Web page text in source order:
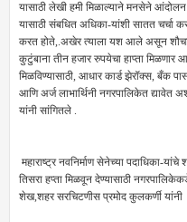
यासाठी लेखी हमी मिळाल्याने मनसेने
यासाठी संबधित अधिका-यांशी सातत चर्चा
करत होते,.अखेर त्याला यश आले असून
कुटुंबाना तीन हजार रुपयेचा हाप्ता मिळणार
मिळविण्यासाठी, आधार कार्ड झेरॉक्स, बँक
आणि अर्ज लाभार्थिनी नगरपालिकेत द्यावेत
यांनी सांगितले .
महाराष्ट्र नवनिर्माण सेनेच्या पदाधिका-
तिसरा हप्ता मिळवून देण्यासाठी
शेख,शहर सरचिटणीस प्रमोद कुलकर्णी यांनी